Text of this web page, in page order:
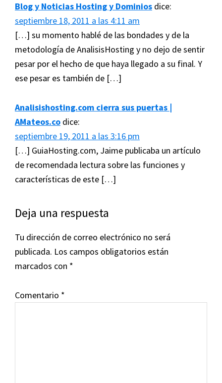
Blog y Noticias Hosting y Dominios dice:
septiembre 18, 2011 a las 4:11 am
[…] su momento hablé de las bondades y de la
metodología de AnalisisHosting y no dejo de sentir
pesar por el hecho de que haya llegado a su final. Y
ese pesar es también de […]
Analisishosting.com cierra sus puertas |
AMateos.co dice:
septiembre 19, 2011 a las 3:16 pm
[…] GuiaHosting.com, Jaime publicaba un artículo
de recomendada lectura sobre las funciones y
características de este […]
Deja una respuesta
Tu dirección de correo electrónico no será
publicada. Los campos obligatorios están
marcados con *
Comentario *